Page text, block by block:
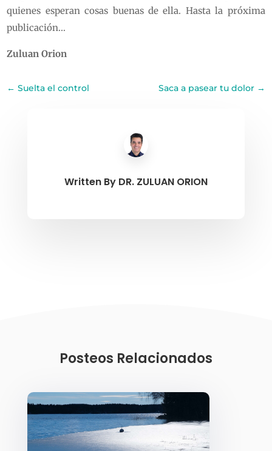
quienes esperan cosas buenas de ella. Hasta la próxima
publicación…
Zuluan Orion
←Suelta el control Saca a pasear tu dolor→
Written By DR. ZULUAN ORION
Posteos Relacionados